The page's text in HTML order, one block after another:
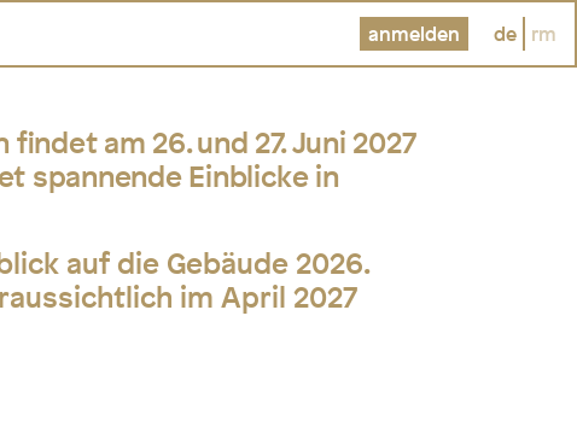
anmelden de rm
am 26. und 27. Juni 2027
spannende Einblicke in
auf die Gebäude 2026.
im April 2027